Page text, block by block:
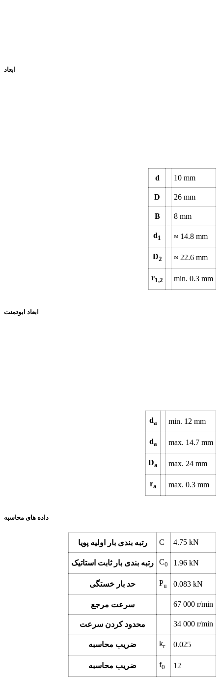
ابعاد
d 10 mm
D 26 mm
B 8 mm
d1 ≈ 14.8 mm
D2 ≈ 22.6 mm
r1,2 min. 0.3 mm
ابعاد ابوتمنت
da min. 12 mm
da max. 14.7 mm
Da max. 24 mm
ra max. 0.3 mm
داده های محاسبه
رتبه بندی بار اولیه پویا C 4.75 kN
رتبه بندی بار ثابت استاتیک C0 1.96 kN
حد بار خستگی Pu 0.083 kN
سرعت مرجع 67 000 r/min
محدود کردن سرعت 34 000 r/min
ضریب محاسبه kr 0.025
ضریب محاسبه f0 12